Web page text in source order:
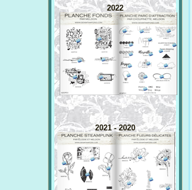
2022
2021 - 2020